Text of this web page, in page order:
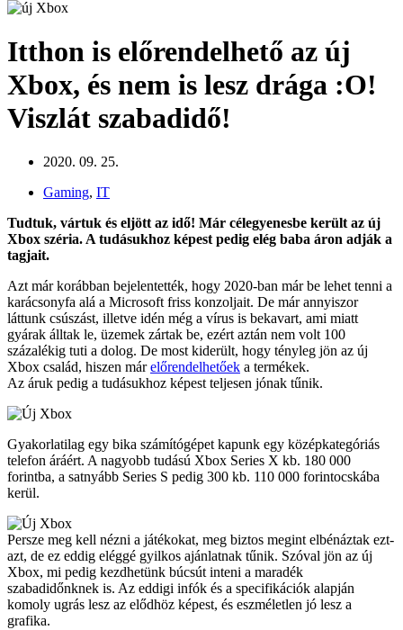
Itthon is előrendelhető az új
Xbox, és nem is lesz drága :O!
Viszlát szabadidő!
2020. 09. 25.
Gaming, IT
Tudtuk, vártuk és eljött az idő! Már célegyenesbe került az új
Xbox széria. A tudásukhoz képest pedig elég baba áron adják a
tagjait.
Azt már korábban bejelentették, hogy 2020-ban már be lehet tenni a
karácsonyfa alá a Microsoft friss konzoljait. De már annyiszor
láttunk csúszást, illetve idén még a vírus is bekavart, ami miatt
gyárak álltak le, üzemek zártak be, ezért aztán nem volt 100
százalékig tuti a dolog. De most kiderült, hogy tényleg jön az új
Xbox család, hiszen márelőrendelhetőek a termékek.
Az áruk pedig a tudásukhoz képest teljesen jónak tűnik.
Gyakorlatilag egy bika számítógépet kapunk egy középkategóriás
telefon áráért. A nagyobb tudású Xbox Series X kb. 180 000
forintba, a satnyább Series S pedig 300 kb. 110 000 forintocskába
kerül.
Persze meg kell nézni a játékokat, meg biztos megint elbénáztak ezt-
azt, de ez eddig eléggé gyilkos ajánlatnak tűnik. Szóval jön az új
Xbox, mi pedig kezdhetünk búcsút inteni a maradék
szabadidőnknek is. Az eddigi infók és a specifikációk alapján
komoly ugrás lesz az elődhöz képest, és eszméletlen jó lesz a
grafika.